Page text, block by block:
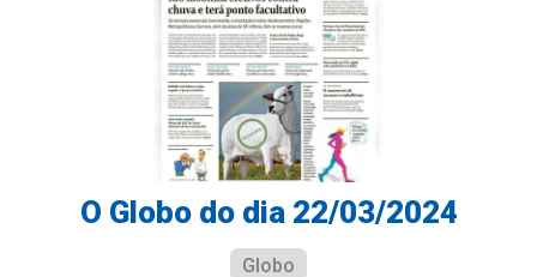
O Globo do dia 22/03/2024
Globo